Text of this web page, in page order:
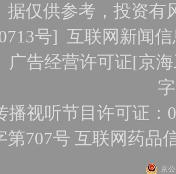
据仅供参考，投资有
号]互联网新闻
广告经营许可证[京
播视听节目许可证：
第707号 互联网药品
京